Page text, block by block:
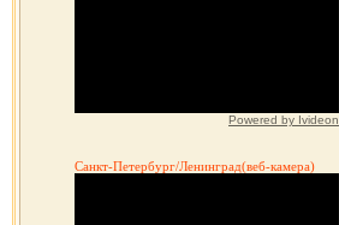
Powered by Ivideon
Санкт-Петербург/Ленинград(веб-камера)